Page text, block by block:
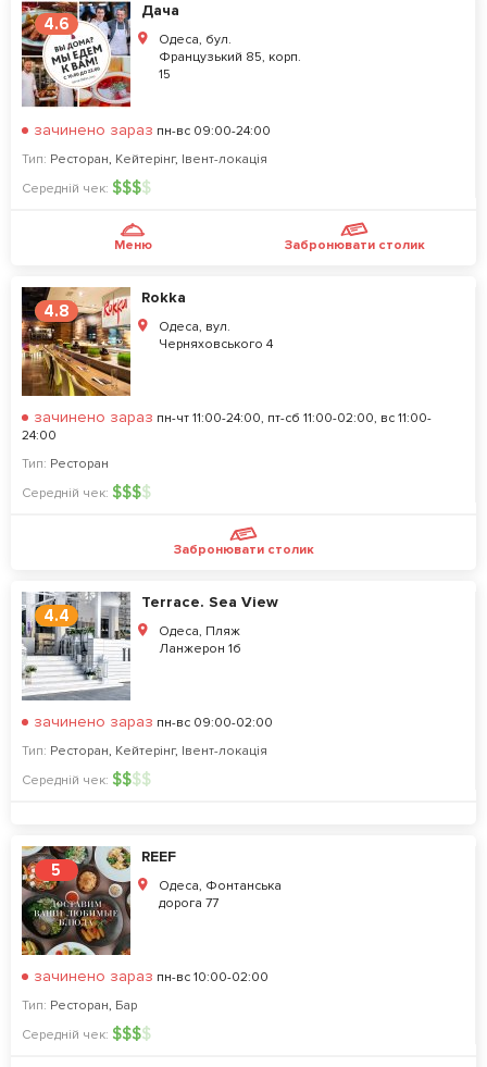
4.6
Дача
Одеса, бул.
Французький 85, корп.
15
зачинено зараз пн-вс 09:00-24:00
Тип: Ресторан, Кейтерінг, Івент-локація
Середній чек: $$$$
Меню Забронювати столик
4.8
Rokka
Одеса, вул.
Черняховського 4
зачинено зараз пн-чт 11:00-24:00, пт-сб 11:00-02:00, вс 11:00-
24:00
Тип: Ресторан
Середній чек: $$$$
Забронювати столик
4.4
Terrace. Sea View
Одеса, Пляж
Ланжерон 1б
зачинено зараз пн-вс 09:00-02:00
Тип: Ресторан, Кейтерінг, Івент-локація
Середній чек: $$$$
5
REEF
Одеса, Фонтанська
дорога 77
зачинено зараз пн-вс 10:00-02:00
Тип: Ресторан, Бар
Середній чек: $$$$